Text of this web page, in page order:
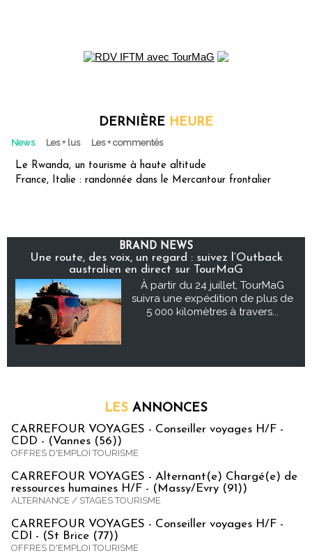
DERNIÈRE HEURE
News Les + lus Les + commentés
Le Rwanda, un tourisme à haute altitude
France, Italie : randonnée dans le Mercantour frontalier
BRAND NEWS
Une route, des voix, un regard : suivez l’Outback
australien en direct sur TourMaG
À partir du 24 juillet, TourMaG
suivra une expédition de plus de
5 000 kilomètres à travers...
LES ANNONCES
CARREFOUR VOYAGES - Conseiller voyages H/F -
CDD - (Vannes (56))
OFFRES D'EMPLOI TOURISME
CARREFOUR VOYAGES - Alternant(e) Chargé(e) de
ressources humaines H/F - (Massy/Evry (91))
ALTERNANCE / STAGES TOURISME
CARREFOUR VOYAGES - Conseiller voyages H/F -
CDI - (St Brice (77))
OFFRES D'EMPLOI TOURISME